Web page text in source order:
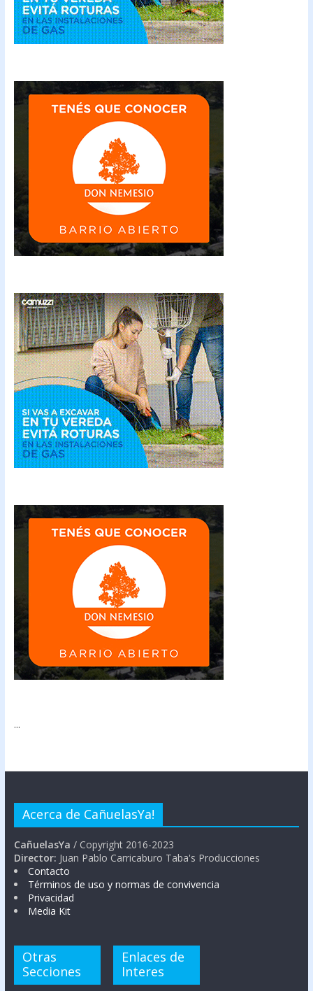
...
Acerca de CañuelasYa!
CañuelasYa / Copyright 2016-2023
Director: Juan Pablo Carricaburo Taba's Producciones
Contacto
Términos de uso y normas de convivencia
Privacidad
Media Kit
Otras
Secciones
Enlaces de
Interes